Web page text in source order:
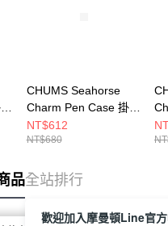
CHUMS Seahorse
Charm Pen Case 掛飾
筆套 CH603871Z031
NT$612
NT$680
品全站排行
歡迎加入摩曼頓Line官